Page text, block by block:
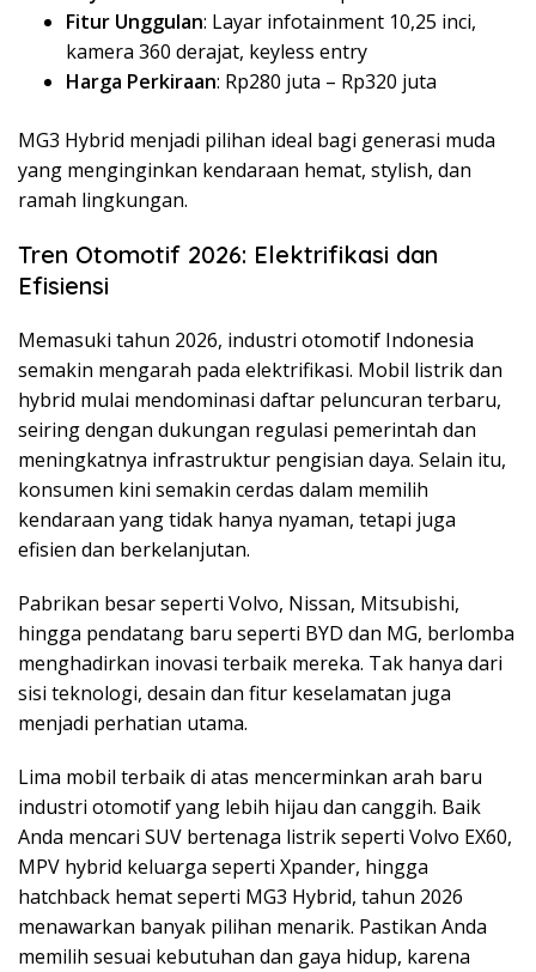
Fitur Unggulan: Layar infotainment 10,25 inci,
kamera 360 derajat, keyless entry
Harga Perkiraan: Rp280 juta – Rp320 juta
MG3 Hybrid menjadi pilihan ideal bagi generasi muda
yang menginginkan kendaraan hemat, stylish, dan
ramah lingkungan.
Tren Otomotif 2026: Elektrifikasi dan
Efisiensi
Memasuki tahun 2026, industri otomotif Indonesia
semakin mengarah pada elektrifikasi. Mobil listrik dan
hybrid mulai mendominasi daftar peluncuran terbaru,
seiring dengan dukungan regulasi pemerintah dan
meningkatnya infrastruktur pengisian daya. Selain itu,
konsumen kini semakin cerdas dalam memilih
kendaraan yang tidak hanya nyaman, tetapi juga
efisien dan berkelanjutan.
Pabrikan besar seperti Volvo, Nissan, Mitsubishi,
hingga pendatang baru seperti BYD dan MG, berlomba
menghadirkan inovasi terbaik mereka. Tak hanya dari
sisi teknologi, desain dan fitur keselamatan juga
menjadi perhatian utama.
Lima mobil terbaik di atas mencerminkan arah baru
industri otomotif yang lebih hijau dan canggih. Baik
Anda mencari SUV bertenaga listrik seperti Volvo EX60,
MPV hybrid keluarga seperti Xpander, hingga
hatchback hemat seperti MG3 Hybrid, tahun 2026
menawarkan banyak pilihan menarik. Pastikan Anda
memilih sesuai kebutuhan dan gaya hidup, karena